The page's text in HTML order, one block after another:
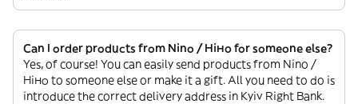
Can I order products from Nino / Ніно for someone else?
Yes, of course! You can easily send products from Nino /
Ніно to someone else or make it a gift. All you need to do is
introduce the correct delivery address in Kyiv Right Bank.